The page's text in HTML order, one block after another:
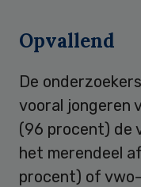
Opvallend
De
vooral jongeren
(96 procent) de
het merendeel
procent) of